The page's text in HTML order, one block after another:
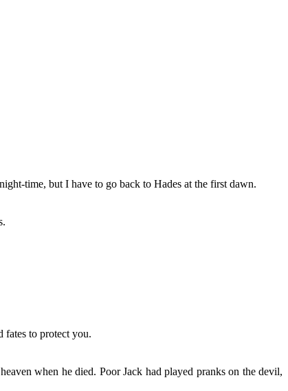
time, but I have to go back to Hades at the first dawn.
fates to protect you.
when he died. Poor Jack had played pranks on the devil,